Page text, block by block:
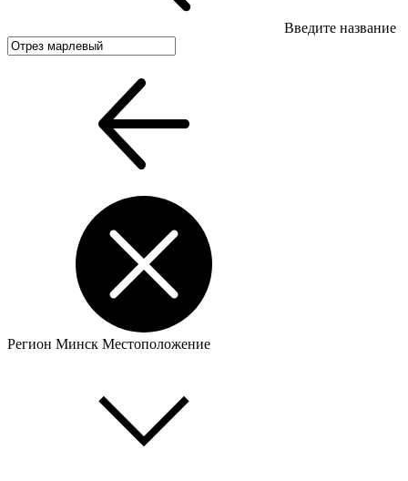
Введите название
Регион Минск Местоположение